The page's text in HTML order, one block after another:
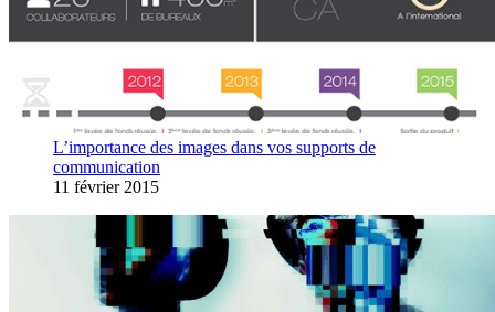
L’importance des images dans vos supports de
communication
11 février 2015